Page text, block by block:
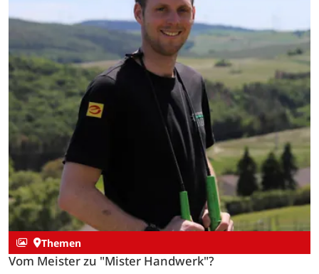
Themen
Vom Meister zu "Mister Handwerk"?